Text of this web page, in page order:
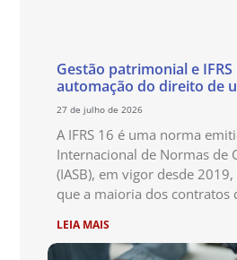
Gestão patrimonial e IFRS
automação do direito de
27 de julho de 2026
A IFRS 16 é uma norma
Internacional de Normas de
(IASB), em vigor desde
que a maioria dos contratos
LEIA MAIS